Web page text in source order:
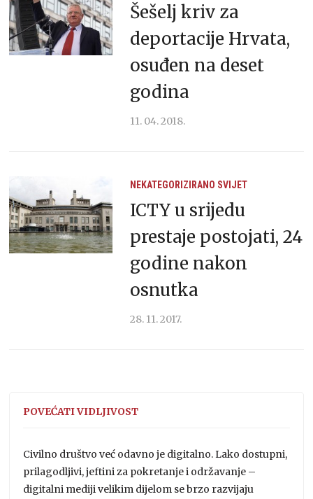
Šešelj kriv za
deportacije Hrvata,
osuđen na deset
godina
11. 04. 2018.
NEKATEGORIZIRANO SVIJET
ICTY u srijedu
prestaje postojati, 24
godine nakon
osnutka
28. 11. 2017.
POVEĆATI VIDLJIVOST
Civilno društvo već odavno je digitalno. Lako dostupni,
prilagodljivi, jeftini za pokretanje i održavanje –
digitalni mediji velikim dijelom se brzo razvijaju